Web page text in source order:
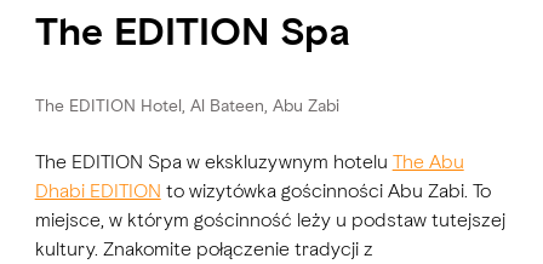
The EDITION Spa
The EDITION Hotel, Al Bateen, Abu Zabi
The EDITION Spa w ekskluzywnym hotelu The Abu
Dhabi EDITION to wizytówka gościnności Abu Zabi. To
miejsce, w którym gościnność leży u podstaw tutejszej
kultury. Znakomite połączenie tradycji z